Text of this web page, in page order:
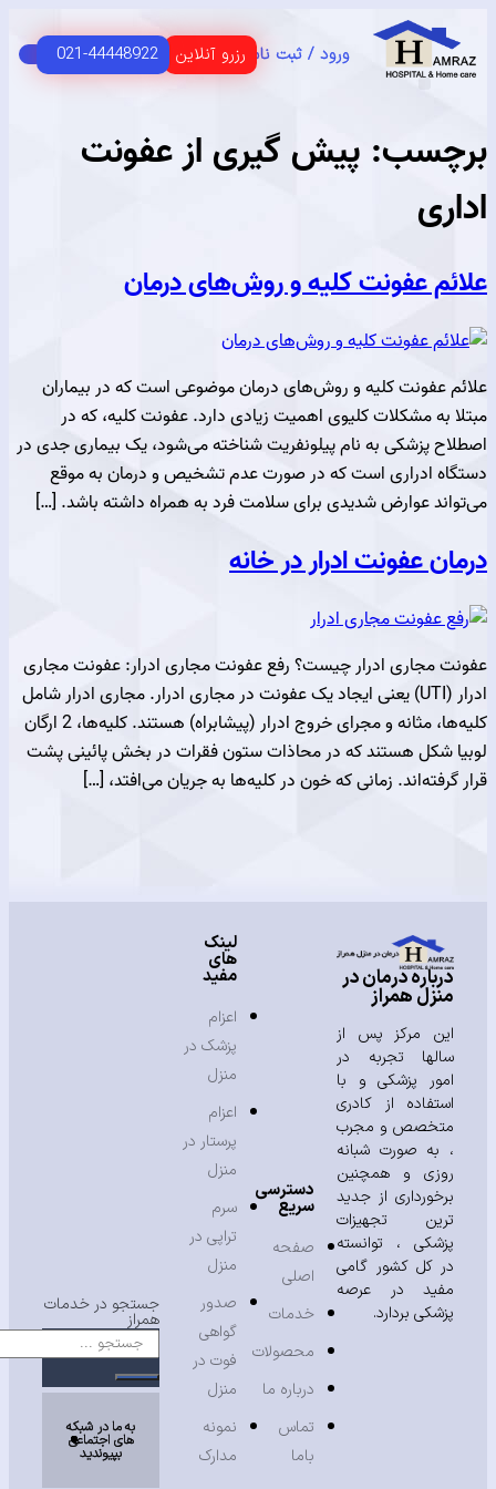
ورود / ثبت نام رزرو آنلاین 021-44448922
پیش گیری از عفونت‌
عفونت کلیه و روش‌های درمان
کلیه و روش‌های درمان موضوعی است که در بیماران
مشکلات کلیوی اهمیت زیادی دارد. عفونت کلیه، که در
پزشکی به نام پیلونفریت شناخته می‌شود، یک بیماری جدی در
ادراری است که در صورت عدم تشخیص و درمان به موقع
عوارض شدیدی برای سلامت فرد به همراه داشته باشد. […]
عفونت ادرار در خانه
ادرار چیست؟ رفع عفونت مجاری ادرار: عفونت مجاری
ادرار (UTI) یعنی ایجاد یک عفونت در مجاری ادرار. مجاری ادرار شامل
کلیه‌ها، مثانه و مجرای خروج ادرار (پیشابراه) هستند. کلیه‌ها، 2 ارگان
هستند که در محاذات ستون فقرات در بخش پائینی پشت
زمانی که خون در کلیه‌ها به جریان می‌افتد، […]
درمان در
همراز
مرکز پس از
تجربه در
پزشکی و با
از کادری
و مجرب
صورت شبانه
و همچنین
از جدید
تجهیزات
، توانسته
کل کشور گامی
در عرصه
بردارد.
دسترسی
سریع
صفحه
اصلی
خدمات
محصولات
درباره ما
تماس
سرم
صدور
فوت در
منزل
نمونه
جستجو در خدمات
همراز
به ما در شبکه
های اجتماعی